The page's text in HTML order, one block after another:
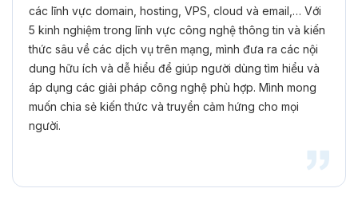
các lĩnh vực domain, hosting, VPS, cloud và email,… Với
5 kinh nghiệm trong lĩnh vực công nghệ thông tin và kiến
thức sâu về các dịch vụ trên mạng, mình đưa ra các nội
dung hữu ích và dễ hiểu để giúp người dùng tìm hiểu và
áp dụng các giải pháp công nghệ phù hợp. Mình mong
muốn chia sẻ kiến thức và truyền cảm hứng cho mọi
người.